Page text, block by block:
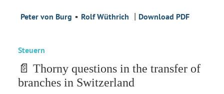
Peter von Burg • Rolf Wüthrich | Download PDF
Steuern
📄 Thorny questions in the transfer of
branches in Switzerland